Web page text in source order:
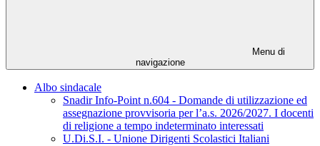
Menu di
navigazione
Albo sindacale
Snadir Info-Point n.604 - Domande di utilizzazione ed
assegnazione provvisoria per l’a.s. 2026/2027. I docenti
di religione a tempo indeterminato interessati
U.Di.S.I. - Unione Dirigenti Scolastici Italiani